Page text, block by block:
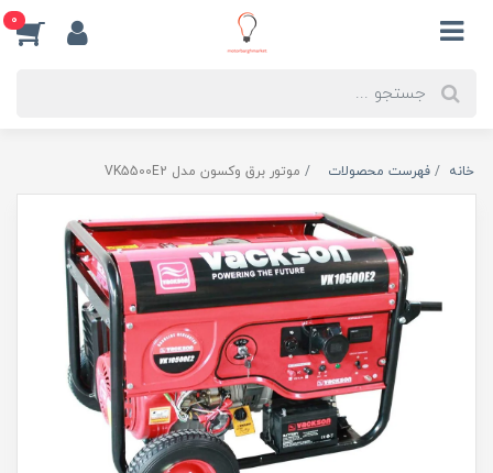
0
خانه فهرست محصولات موتور برق وکسون مدل VK5500E2